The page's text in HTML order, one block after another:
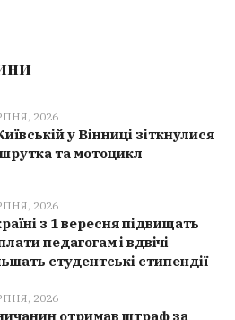
2026
у Вінниці зіткнулися
та мотоцикл
2026
з 1 вересня підвищать
педагогам і вдвічі
студентські стипендії
2026
отримав штраф за